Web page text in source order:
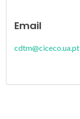
Email
cdtm@ciceco.ua.pt